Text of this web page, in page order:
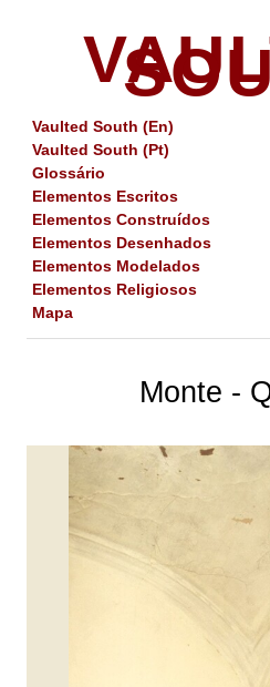
Vaulted South (En)
Vaulted South (Pt)
Glossário
Elementos Escritos
Elementos Construídos
Elementos Desenhados
Elementos Modelados
Elementos Religiosos
Mapa
Monte -